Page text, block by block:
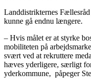
Landdistrikternes
kunne gå endnu længere.
– Hvis målet er at styrke
mobiliteten på
svært ved at rekruttere
hæves yderligere, særligt
yderkommune, påpeger